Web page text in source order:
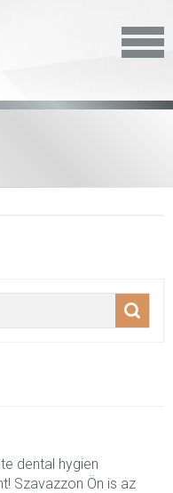
dental hygien
Szavazzon Ön is az